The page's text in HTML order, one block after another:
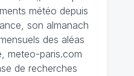
météo depuis
son almanach
des aléas
meteo-paris.com
de recherches